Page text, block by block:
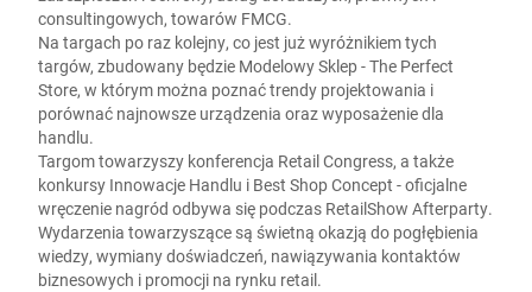
consultingowych, towarów FMCG.
Na targach po raz kolejny, co jest już wyróżnikiem tych
targów, zbudowany będzie Modelowy Sklep - The Perfect
Store, w którym można poznać trendy projektowania i
porównać najnowsze urządzenia oraz wyposażenie dla
handlu.
Targom towarzyszy konferencja Retail Congress, a także
konkursy Innowacje Handlu i Best Shop Concept - oficjalne
wręczenie nagród odbywa się podczas RetailShow Afterparty.
Wydarzenia towarzyszące są świetną okazją do pogłębienia
wiedzy, wymiany doświadczeń, nawiązywania kontaktów
biznesowych i promocji na rynku retail.